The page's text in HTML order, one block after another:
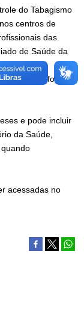
do Tabagismo
centros de
das
de Saúde da
da
usuários já foram
e pode incluir
da Saúde,
acessadas no